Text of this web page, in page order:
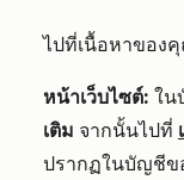
ไปที่เนื้อหาของ
หน้าเว็บไซต์: ใน
เติม จากนั้นไปที่
ปรากฏในบัญชีข